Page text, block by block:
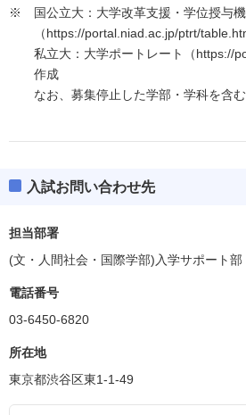
国公立大：大学改革支援・学位授与
（https://portal.niad.ac.jp/ptrt/
私立大：大学ポートレート（https://
作成
なお、募集停止した学部・学科を含む
入試お問い合わせ先
担当部署
(文・人間社会・国際学部)入学サポート部
電話番号
03-6450-6820
所在地
東京都渋谷区東1-1-49